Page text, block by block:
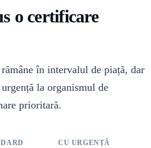
o certificare
în intervalul de piață, dar
la organismul de
prioritară.
CU URGENȚĂ